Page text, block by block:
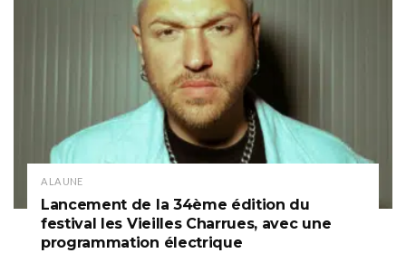
A LA UNE
Lancement de la 34ème édition du
festival les Vieilles Charrues, avec une
programmation électrique